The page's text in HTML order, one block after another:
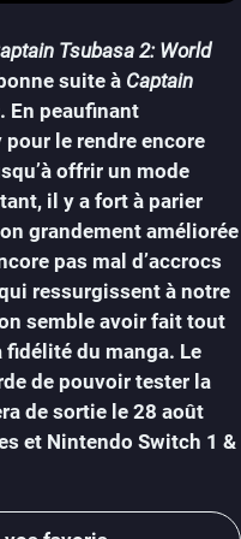
Tsubasa 2: World
suite à Captain
. En peaufinant
le rendre encore
offrir un mode
il y a fort à parier
grandement améliorée
pas mal d’accrocs
ressurgissent à notre
semble avoir fait tout
du manga. Le
de pouvoir tester la
de sortie le 28 août
et Nintendo Switch 1 &